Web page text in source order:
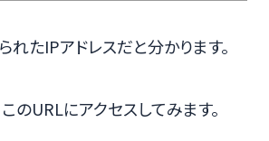
たIPアドレスだと分かります。
のURLにアクセスしてみます。